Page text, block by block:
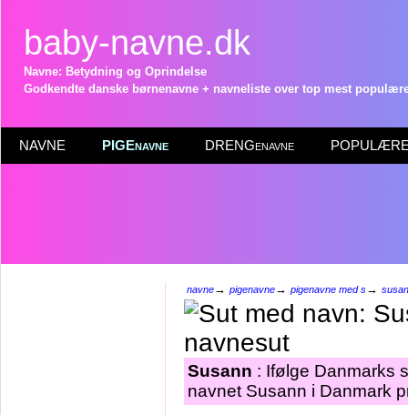
baby-navne.dk
Navne: Betydning og Oprindelse
Godkendte danske børnenavne + navneliste over top mest
NAVNE PIGEnavne DRENGenavne POPULÆRE
navne→ pigenavne→ pigenavne med s→
Susann : Ifølge Danmarks
navnet Susann i Danmark